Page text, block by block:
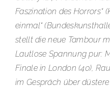
Faszination des Horrors“
einmal“
stellt die neue Tambour
Lautlose Spannung pur:
Finale in London (40),
im Gespräch über